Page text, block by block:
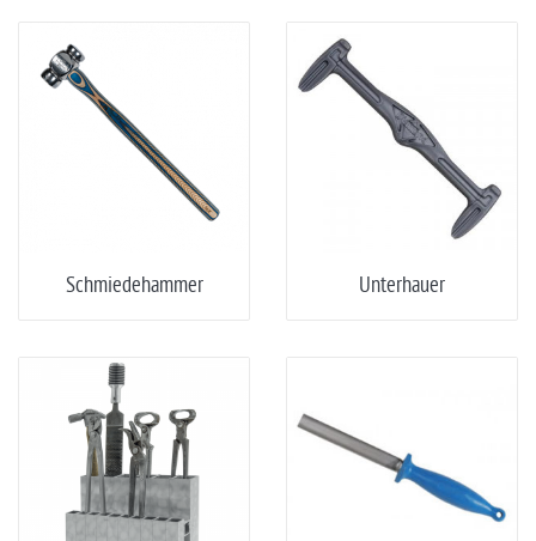
Schmiedehammer Unterhauer